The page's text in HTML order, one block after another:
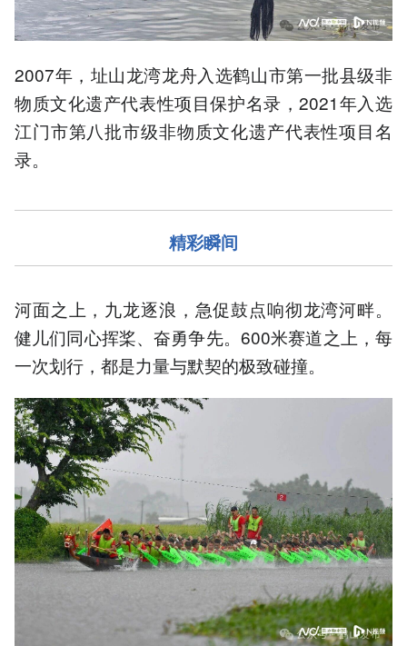
2007年，址山龙湾龙舟入选鹤山市第一批县级非
物质文化遗产代表性项目保护名录，2021年入选
江门市第八批市级非物质文化遗产代表性项目名
录。
精彩瞬间
河面之上，九龙逐浪，急促鼓点响彻龙湾河畔。
健儿们同心挥桨、奋勇争先。600米赛道之上，每
一次划行，都是力量与默契的极致碰撞。